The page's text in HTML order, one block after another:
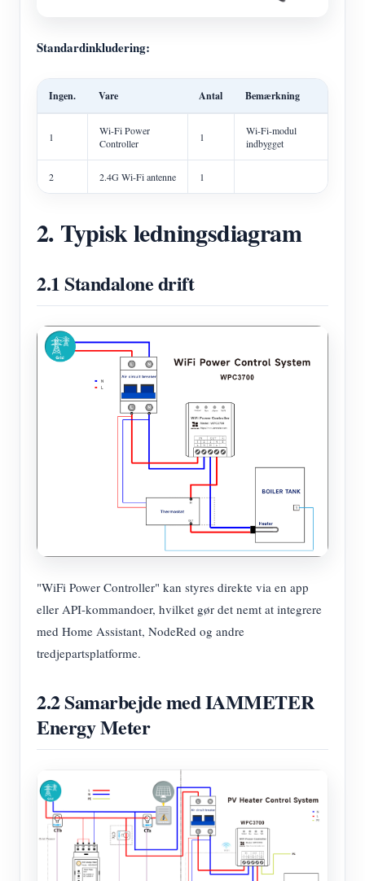
Standardinkludering:
Ingen. Vare Antal Bemærkning
1
Wi-Fi Power
Controller
1
Wi-Fi-modul
indbygget
2 2.4G Wi-Fi antenne 1
2. Typisk ledningsdiagram
2.1 Standalone drift
"WiFi Power Controller" kan styres direkte via en app
eller API-kommandoer, hvilket gør det nemt at integrere
med Home Assistant, NodeRed og andre
tredjepartsplatforme.
2.2 Samarbejde med IAMMETER
Energy Meter